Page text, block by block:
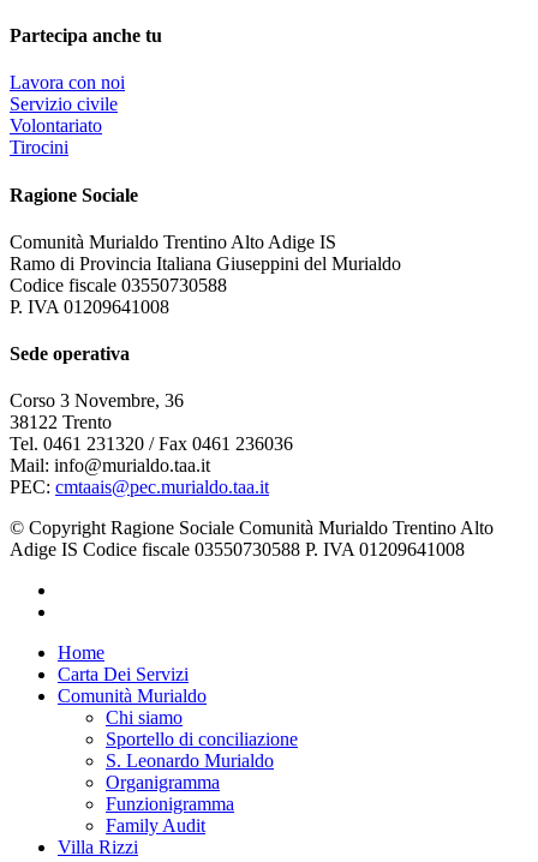
Partecipa anche tu
Lavora con noi
Servizio civile
Volontariato
Tirocini
Ragione Sociale
Comunità Murialdo Trentino Alto Adige IS
Ramo di Provincia Italiana Giuseppini del Murialdo
Codice fiscale 03550730588
P. IVA 01209641008
Sede operativa
Corso 3 Novembre, 36
38122 Trento
Tel. 0461 231320 / Fax 0461 236036
Mail: info@murialdo.taa.it
PEC: cmtaais@pec.murialdo.taa.it
© Copyright Ragione Sociale Comunità Murialdo Trentino Alto
Adige IS Codice fiscale 03550730588 P. IVA 01209641008
Close
Menu
Home
Carta Dei Servizi
Comunità Murialdo
Chi siamo
Sportello di conciliazione
S. Leonardo Murialdo
Organigramma
Funzionigramma
Family Audit
Villa Rizzi